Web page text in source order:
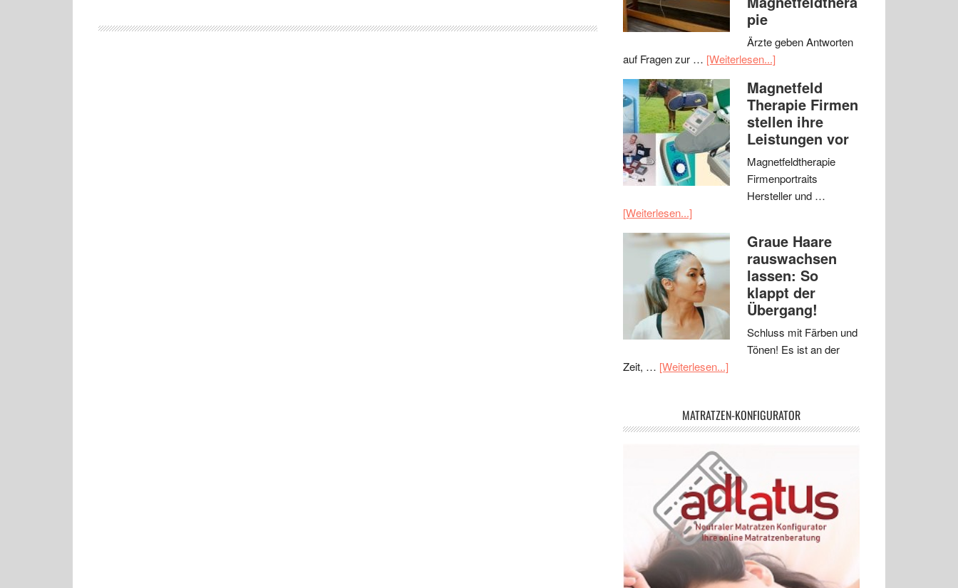
pie
Ärzte geben Antworten
auf Fragen zur … [Weiterlesen...]
Magnetfeld
Therapie Firmen
stellen ihre
Leistungen vor
Magnetfeldtherapie
Firmenportraits
Hersteller und …
[Weiterlesen...]
Graue Haare
rauswachsen
lassen: So
klappt der
Übergang!
Schluss mit Färben und
Tönen! Es ist an der
Zeit, … [Weiterlesen...]
MATRATZEN-KONFIGURATOR